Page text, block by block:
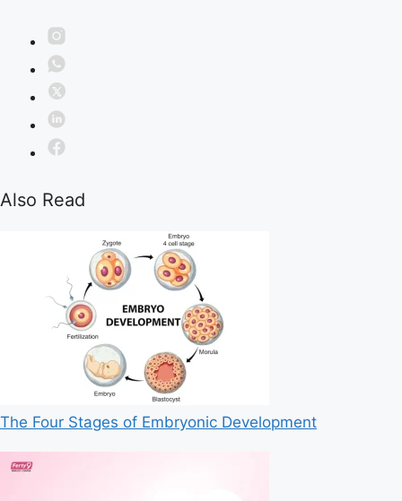
Also Read
The Four Stages of Embryonic Development